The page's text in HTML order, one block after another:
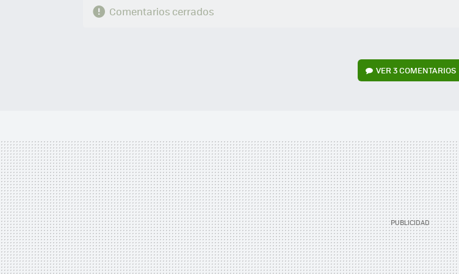
Comentarios cerrados
VER3 COMENTARIOS